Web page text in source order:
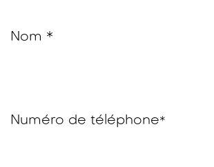
Nom *
Numéro de téléphone*